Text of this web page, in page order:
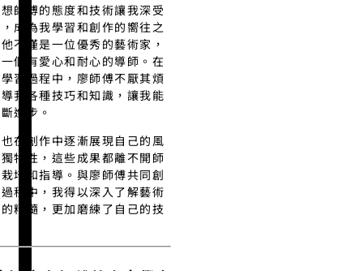
師傅的態度和技術讓我深受
成為我學習和創作的嚮往之
不僅是一位優秀的藝術家，
個有愛心和耐心的導師。在
習過程中，廖師傅不厭其煩
我各種技巧和知識，讓我能
進步。
在創作中逐漸展現自己的風
特性，這些成果都離不開師
培和指導。與廖師傅共同創
程中，我得以深入了解藝術
精髓，更加磨練了自己的技